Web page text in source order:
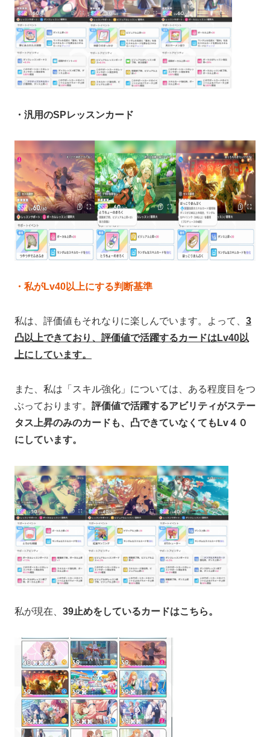
・汎用のSPレッスンカード
・私がLv40以上にする判断基準
私は、評価値もそれなりに楽しんでいます。よって、 3
凸以上できており、評価値で活躍するカードはLv40以
上にしています。
また、私は「スキル強化」については、ある程度目をつ
ぶっております。 評価値で活躍するアビリティがステー
タス上昇のみのカードも、凸できていなくてもLv４０
にしています。
私が現在、 39止めをしているカードはこちら。